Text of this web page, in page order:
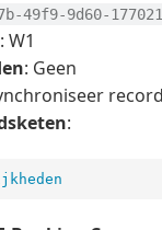
49f9-9d60-
: W1
: Geen
: